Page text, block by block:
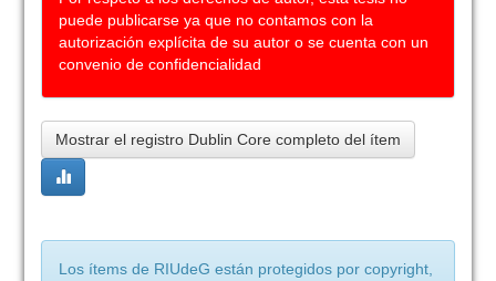
puede publicarse ya que no contamos con la
autorización explícita de su autor o se cuenta con un
convenio de confidencialidad
Mostrar el registro Dublin Core completo del ítem
Los ítems de RIUdeG están protegidos por copyright,